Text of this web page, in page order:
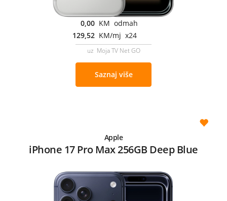
0,00 KM odmah
129,52 KM/mj x24
uz Moja TV Net GO
Saznaj više
Apple
iPhone 17 Pro Max 256GB Deep Blue